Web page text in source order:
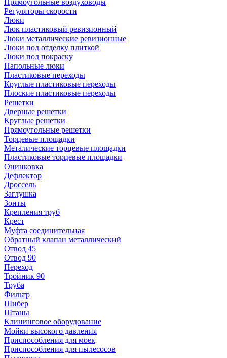
Прямоугольные воздуховоды
Регуляторы скорости
Люки
Люк пластиковый ревизионный
Люки металлические ревизионные
Люки под отделку плиткой
Люки под покраску
Напольные люки
Пластиковые переходы
Круглые пластиковые переходы
Плоские пластиковые переходы
Решетки
Дверные решетки
Круглые решетки
Прямоугольные решетки
Торцевые площадки
Металические торцевые площадки
Пластиковые торцевые площадки
Оцинковка
Дефлектор
Дроссель
Заглушка
Зонты
Крепления труб
Крест
Муфта соединительная
Обратный клапан металлический
Отвод 45
Отвод 90
Переход
Тройник 90
Труба
Фильтр
Шибер
Штаны
Клининговое оборудование
Мойки высокого давления
Приспособления для моек
Приспособления для пылесосов